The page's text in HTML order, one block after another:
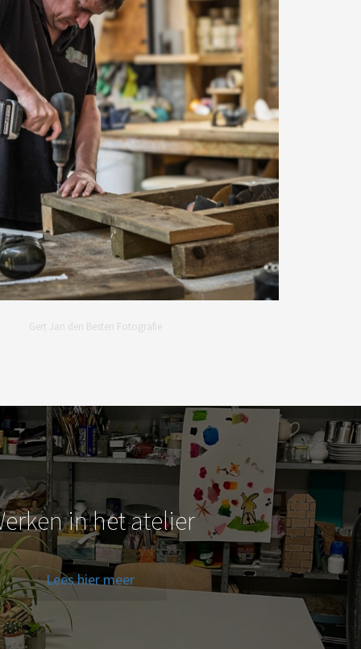
Gert Jan den Besten Fotografie
in het atelier
Lees hier meer